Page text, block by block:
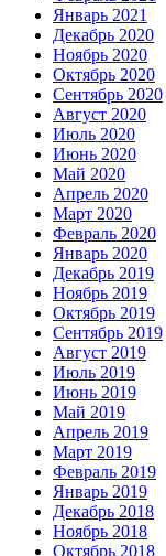
Январь 2021
Декабрь 2020
Ноябрь 2020
Октябрь 2020
Сентябрь 2020
Август 2020
Июль 2020
Июнь 2020
Май 2020
Апрель 2020
Март 2020
Февраль 2020
Январь 2020
Декабрь 2019
Ноябрь 2019
Октябрь 2019
Сентябрь 2019
Август 2019
Июль 2019
Июнь 2019
Май 2019
Апрель 2019
Март 2019
Февраль 2019
Январь 2019
Декабрь 2018
Ноябрь 2018
Октябрь 2018